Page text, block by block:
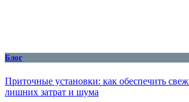
Блог
Приточные установки: как обеспечить
лишних затрат и шума